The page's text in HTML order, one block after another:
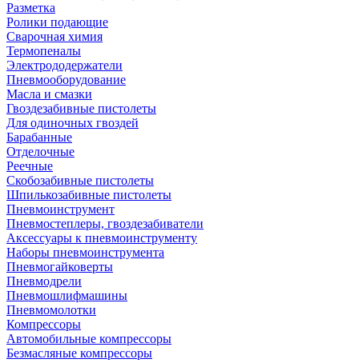
Разметка
Ролики подающие
Сварочная химия
Термопеналы
Электрододержатели
Пневмооборудование
Масла и смазки
Гвоздезабивные пистолеты
Для одиночных гвоздей
Барабанные
Отделочные
Реечные
Скобозабивные пистолеты
Шпилькозабивные пистолеты
Пневмоинструмент
Пневмостеплеры, гвоздезабиватели
Аксессуары к пневмоинструменту
Наборы пневмоинструмента
Пневмогайковерты
Пневмодрели
Пневмошлифмашины
Пневмомолотки
Компрессоры
Автомобильные компрессоры
Безмасляные компрессоры